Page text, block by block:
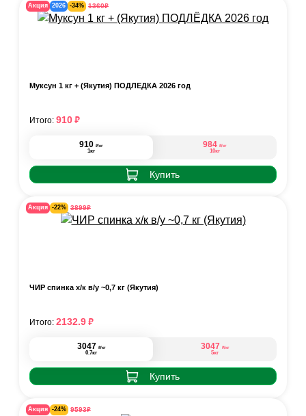
Акция 2026 -34% 1360₽
Муксун 1 кг + (Якутия) ПОДЛЁДКА 2026 год
910 ₽/кг
1кг
984 ₽/кг
10кг
Купить
Итого: 910₽
Акция -22% 3899₽
ЧИР спинка х/к в/у ~0,7 кг (Якутия)
3047 ₽/кг
0.7кг
3047 ₽/кг
5кг
Купить
Итого: 2132.9₽
Акция -24% 9593₽